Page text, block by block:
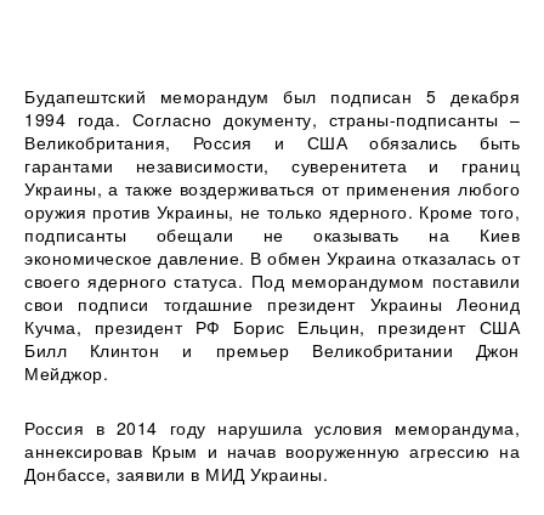
Будапештский меморандум был подписан 5 декабря
1994 года. Согласно документу, страны-подписанты –
Великобритания, Россия и США обязались быть
гарантами независимости, суверенитета и границ
Украины, а также воздерживаться от применения любого
оружия против Украины, не только ядерного. Кроме того,
подписанты обещали не оказывать на Киев
экономическое давление. В обмен Украина отказалась от
своего ядерного статуса. Под меморандумом поставили
свои подписи тогдашние президент Украины Леонид
Кучма, президент РФ Борис Ельцин, президент США
Билл Клинтон и премьер Великобритании Джон
Мейджор.
Россия в 2014 году нарушила условия меморандума,
аннексировав Крым и начав вооруженную агрессию на
Донбассе, заявили в МИД Украины.